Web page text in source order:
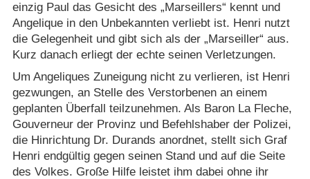
einzig Paul das Gesicht des „Marseillers“ kennt und
Angelique in den Unbekannten verliebt ist. Henri nutzt
die Gelegenheit und gibt sich als der „Marseiller“ aus.
Kurz danach erliegt der echte seinen Verletzungen.
Um Angeliques Zuneigung nicht zu verlieren, ist Henri
gezwungen, an Stelle des Verstorbenen an einem
geplanten Überfall teilzunehmen. Als Baron La Fleche,
Gouverneur der Provinz und Befehlshaber der Polizei,
die Hinrichtung Dr. Durands anordnet, stellt sich Graf
Henri endgültig gegen seinen Stand und auf die Seite
des Volkes. Große Hilfe leistet ihm dabei ohne ihr